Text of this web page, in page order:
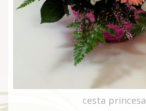
cesta princesa